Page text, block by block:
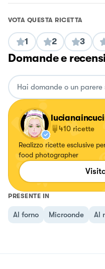
VOTA QUESTA RICETTA
1 2 3
Domande e
410 ricette
Realizzo ricette esclusive
food photographer
PRESENTE IN
Al forno Microonde Al